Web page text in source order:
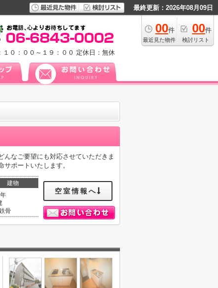
最終更新：2026年08月09日
00件
最近見た物件
00件
検討リスト
１０：００～１９：００ 定休日：無休
なご要望にも対応させていただきま
ポートいたします。
建物
骨
空室情報へ